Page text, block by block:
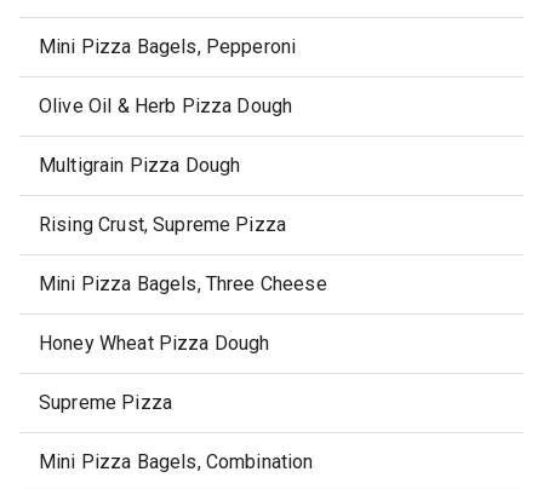
Mini Pizza Bagels, Pepperoni
Olive Oil & Herb Pizza Dough
Multigrain Pizza Dough
Rising Crust, Supreme Pizza
Mini Pizza Bagels, Three Cheese
Honey Wheat Pizza Dough
Supreme Pizza
Mini Pizza Bagels, Combination